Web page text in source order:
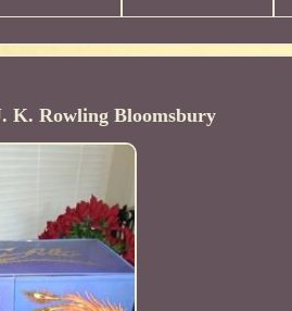
K. Rowling Bloomsbury